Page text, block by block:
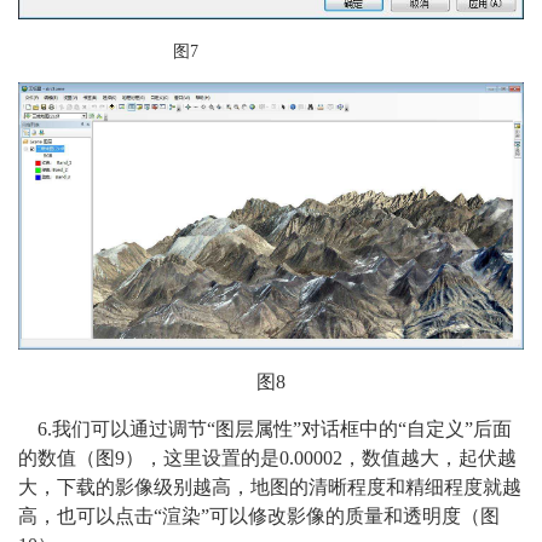
图7
图8
6.我们可以通过调节“图层属性”对话框中的“自定义”后面
的数值（图9），这里设置的是0.00002，数值越大，起伏越
大，下载的影像级别越高，地图的清晰程度和精细程度就越
高，也可以点击“渲染”可以修改影像的质量和透明度（图